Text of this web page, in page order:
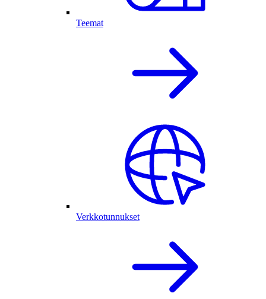
Teemat
Verkkotunnukset